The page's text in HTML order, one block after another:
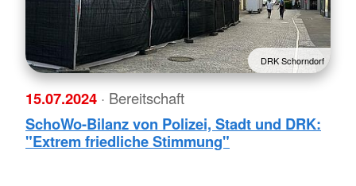
DRK Schorndorf
15.07.2024 · Bereitschaft
SchoWo-Bilanz von Polizei, Stadt und DRK:
"Extrem friedliche Stimmung"